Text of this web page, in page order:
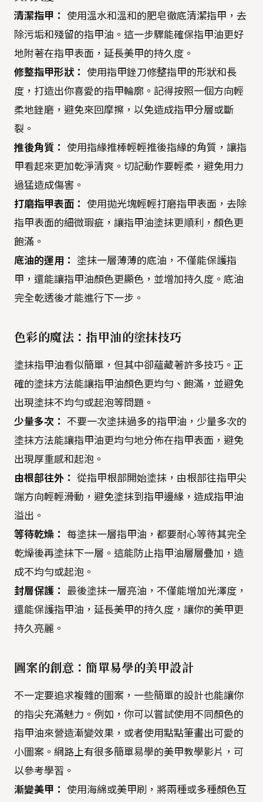
清潔指甲： 使用溫水和溫和的肥皂徹底清潔指甲，去
除污垢和殘留的指甲油。這一步驟能確保指甲油更好
地附著在指甲表面，延長美甲的持久度。
修整指甲形狀： 使用指甲銼刀修整指甲的形狀和長
度，打造出你喜愛的指甲輪廓。記得按照一個方向輕
柔地銼磨，避免來回摩擦，以免造成指甲分層或斷
裂。
推後角質： 使用指緣推棒輕輕推後指緣的角質，讓指
甲看起來更加乾淨清爽。切記動作要輕柔，避免用力
過猛造成傷害。
打磨指甲表面： 使用拋光塊輕輕打磨指甲表面，去除
指甲表面的細微瑕疵，讓指甲油塗抹更順利，顏色更
飽滿。
底油的運用：
塗抹一層薄薄的底油，不僅能保護指
甲，還能讓指甲油顏色更顯色，並增加持久度。底油
完全乾透後才能進行下一步。
色彩的魔法：指甲油的塗抹技巧
塗抹指甲油看似簡單，但其中卻蘊藏著許多技巧。正
確的塗抹方法能讓指甲油顏色更均勻、飽滿，並避免
出現塗抹不均勻或起泡等問題。
少量多次： 不要一次塗抹過多的指甲油，少量多次的
塗抹方法能讓指甲油更均勻地分佈在指甲表面，避免
出現厚重感和起泡。
由根部往外： 從指甲根部開始塗抹，由根部往指甲尖
端方向輕輕滑動，避免塗抹到指甲邊緣，造成指甲油
溢出。
等待乾燥： 每塗抹一層指甲油，都要耐心等待其完全
乾燥後再塗抹下一層。這能防止指甲油層層疊加，造
成不均勻或起泡。
封層保護：
最後塗抹一層亮油，不僅能增加光澤度，
還能保護指甲油，延長美甲的持久度，讓你的美甲更
持久亮麗。
圖案的創意：簡單易學的美甲設計
不一定要追求複雜的圖案，一些簡單的設計也能讓你
的指尖充滿魅力。例如，你可以嘗試使用不同顏色的
指甲油來營造漸變效果，或者使用點點筆畫出可愛的
小圖案。網路上有很多簡單易學的美甲教學影片，可
以參考學習。
漸變美甲： 使用海綿或美甲刷，將兩種或多種顏色互